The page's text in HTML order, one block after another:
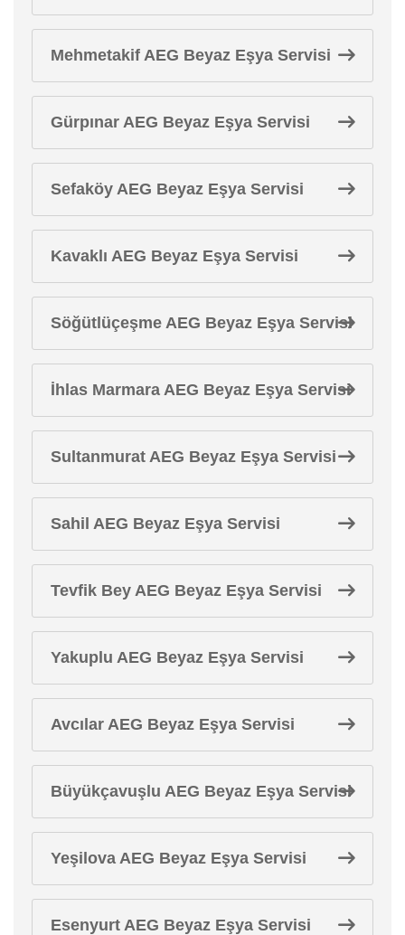
Mehmetakif AEG Beyaz Eşya Servisi
Gürpınar AEG Beyaz Eşya Servisi
Sefaköy AEG Beyaz Eşya Servisi
Kavaklı AEG Beyaz Eşya Servisi
Söğütlüçeşme AEG Beyaz Eşya Servisi
İhlas Marmara AEG Beyaz Eşya Servisi
Sultanmurat AEG Beyaz Eşya Servisi
Sahil AEG Beyaz Eşya Servisi
Tevfik Bey AEG Beyaz Eşya Servisi
Yakuplu AEG Beyaz Eşya Servisi
Avcılar AEG Beyaz Eşya Servisi
Büyükçavuşlu AEG Beyaz Eşya Servisi
Yeşilova AEG Beyaz Eşya Servisi
Esenyurt AEG Beyaz Eşya Servisi